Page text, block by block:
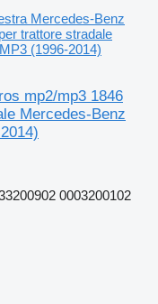
Mercedes-Benz
trattore stradale
(1996-2014)
mp2/mp3 1846
Mercedes-Benz
0003200102